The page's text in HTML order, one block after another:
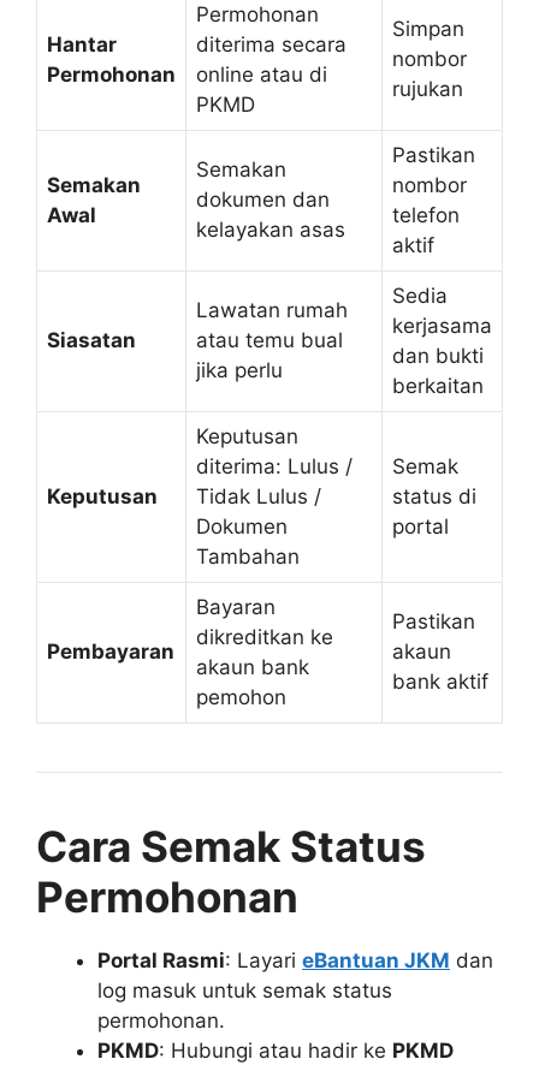
Hantar
Permohonan
Permohonan
diterima secara
online atau di
PKMD
Simpan
nombor
rujukan
Semakan
Awal
Semakan
dokumen dan
kelayakan asas
Pastikan
nombor
telefon
aktif
Siasatan
Lawatan rumah
atau temu bual
jika perlu
Sedia
kerjasama
dan bukti
berkaitan
Keputusan
Keputusan
diterima: Lulus /
Tidak Lulus /
Dokumen
Tambahan
Semak
status di
portal
Pembayaran
Bayaran
dikreditkan ke
akaun bank
pemohon
Pastikan
akaun
bank aktif
Cara Semak Status
Permohonan
Portal Rasmi: Layari eBantuan JKM dan
log masuk untuk semak status
permohonan.
PKMD: Hubungi atau hadir ke PKMD